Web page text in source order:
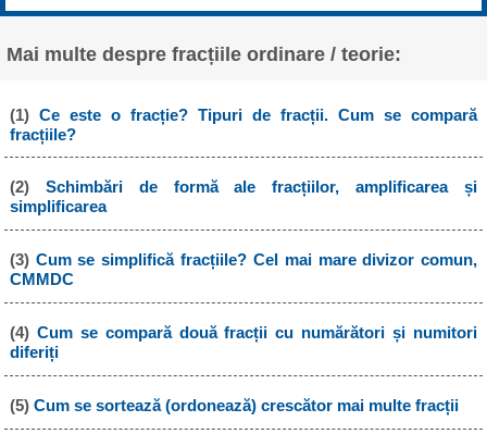
Mai multe despre fracțiile ordinare / teorie:
(1) Ce este o fracție? Tipuri de fracții. Cum se compară
fracțiile?
(2) Schimbări de formă ale fracțiilor, amplificarea și
simplificarea
(3) Cum se simplifică fracțiile? Cel mai mare divizor comun,
CMMDC
(4) Cum se compară două fracții cu numărători și numitori
diferiți
(5) Cum se sortează (ordonează) crescător mai multe fracții